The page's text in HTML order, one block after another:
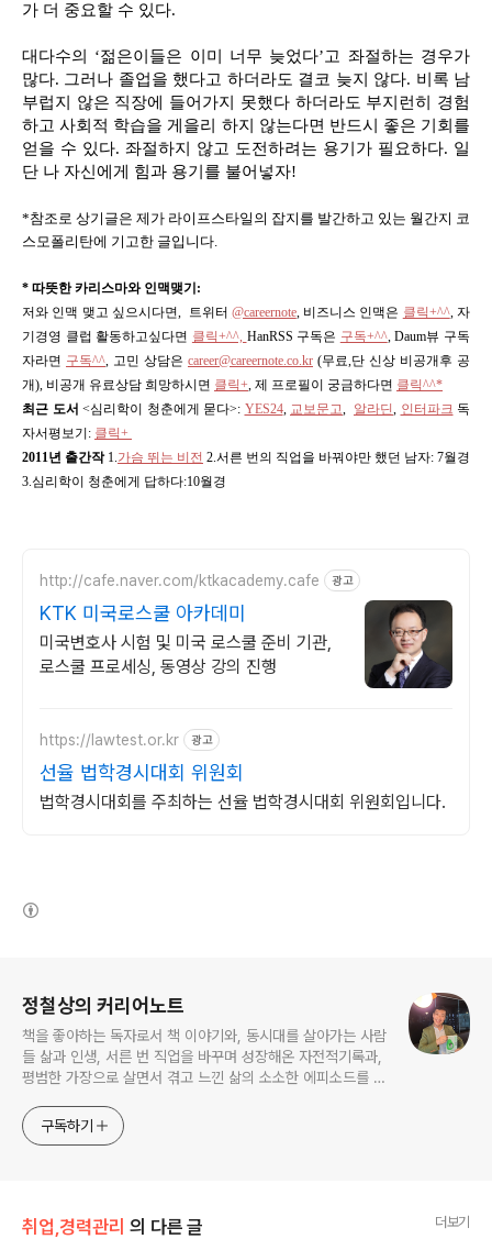
가 더 중요할 수 있다.
대다수의 ‘젊은이들은 이미 너무 늦었다’고 좌절하는 경우가
많다. 그러나 졸업을 했다고 하더라도 결코 늦지 않다. 비록 남
부럽지 않은 직장에 들어가지 못했다 하더라도 부지런히 경험
하고 사회적 학습을 게을리 하지 않는다면 반드시 좋은 기회를
얻을 수 있다. 좌절하지 않고 도전하려는 용기가 필요하다. 일
단 나 자신에게 힘과 용기를 불어넣자!
*참조로 상기글은 제가 라이프스타일의 잡지를 발간하고 있는 월간지 코
스모폴리탄에 기고한 글입니다.
* 따뜻한 카리스마와 인맥맺기:
저와 인맥 맺고 싶으시다면, 트위터 @careernote, 비즈니스 인맥은 클릭+^^, 자
기경영 클럽 활동하고싶다면 클릭+^^, HanRSS 구독은 구독+^^, Daum뷰 구독
자라면 구독^^, 고민 상담은 career@careernote.co.kr (무료,단 신상 비공개후 공
개), 비공개 유료상담 희망하시면 클릭+, 제 프로필이 궁금하다면 클릭^^*
최근 도서 <심리학이 청춘에게 묻다>: YES24, 교보문고, 알라딘, 인터파크 독
자서평보기: 클릭+
2011년 출간작1.가슴 뛰는 비전 2.서른 번의 직업을 바꿔야만 했던 남자: 7월경
3.심리학이 청춘에게 답하다:10월경
http://cafe.naver.com/ktkacademy.cafe 광고
KTK 미국로스쿨 아카데미
미국변호사 시험 및 미국 로스쿨 준비 기관,
로스쿨 프로세싱, 동영상 강의 진행
https://lawtest.or.kr 광고
선율 법학경시대회 위원회
법학경시대회를 주최하는 선율 법학경시대회 위원회입니다.
정철상의 커리어노트
책을 좋아하는 독자로서 책 이야기와, 동시대를 살아가는 사람
들 삶과 인생, 서른 번 직업을 바꾸며 성장해온 자전적기록과,
평범한 가장으로 살면서 겪고 느낀 삶의 소소한 에피소드를 전
고픈 커리어코치, 유튜브: 정교수의 인생수업
구독하기
취업,경력관리 의 다른 글 더보기